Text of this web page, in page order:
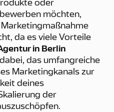
oder
möchten,
da es viele Vorteile
in Berlin
das umfangreiche
Marketingkanals zur
deines
der